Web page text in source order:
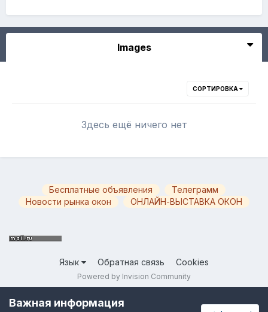
Images
СОРТИРОВКА
Здесь ещё ничего нет
Бесплатные объявления
Телеграмм
Новости рынка окон
ОНЛАЙН-ВЫСТАВКА ОКОН
Язык Обратная связь Cookies
Powered by Invision Community
Важная информация